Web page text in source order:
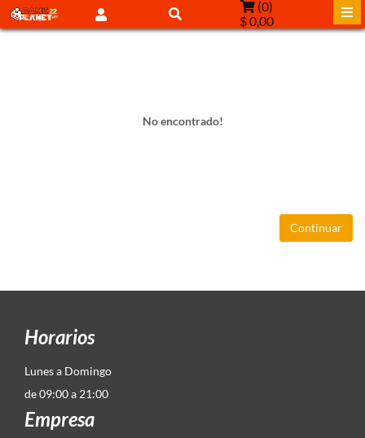
(0)
$ 0,00
No encontrado!
Continuar
Horarios
Lunes a Domingo
de 09:00 a 21:00
Empresa